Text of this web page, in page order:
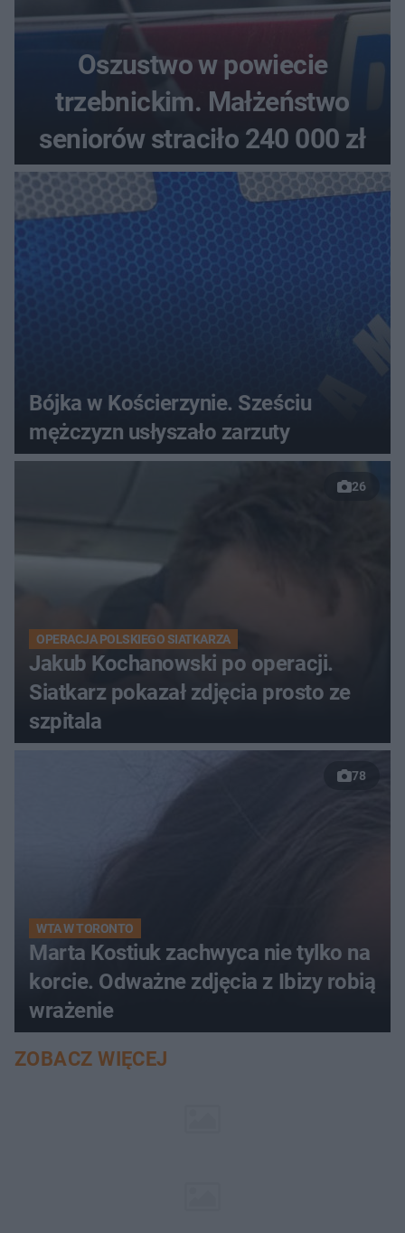
Oszustwo w powiecie
trzebnickim. Małżeństwo
seniorów straciło 240 000 zł
Bójka w Kościerzynie. Sześciu
mężczyzn usłyszało zarzuty
26
OPERACJA POLSKIEGO SIATKARZA
Jakub Kochanowski po operacji.
Siatkarz pokazał zdjęcia prosto ze
szpitala
78
WTA W TORONTO
Marta Kostiuk zachwyca nie tylko na
korcie. Odważne zdjęcia z Ibizy robią
wrażenie
ZOBACZ WIĘCEJ